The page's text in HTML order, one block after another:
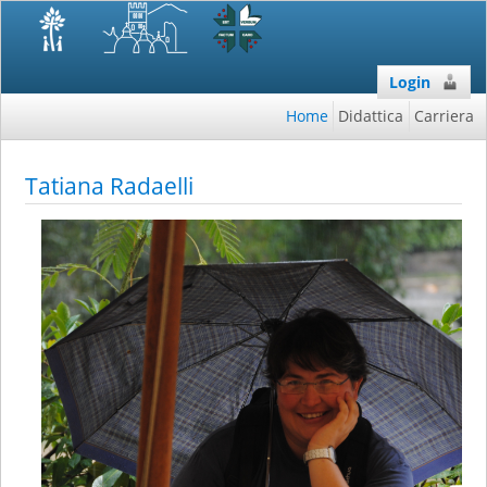
Login
Home Didattica Carriera
Tatiana Radaelli